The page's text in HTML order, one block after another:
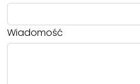
Wiadomość